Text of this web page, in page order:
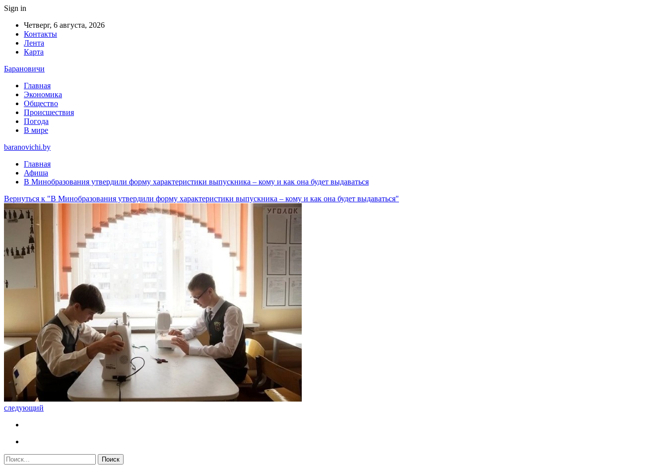
Sign in
Четверг, 6 августа, 2026
Контакты
Лента
Карта
Барановичи
Главная
Экономика
Общество
Происшествия
Погода
В мире
baranovichi.by
Главная
Афиша
В Минобразования утвердили форму характеристики выпускника – кому и как она будет выдаваться
Вернуться к "В Минобразования утвердили форму характеристики выпускника – кому и как она будет выдаваться"
следующий